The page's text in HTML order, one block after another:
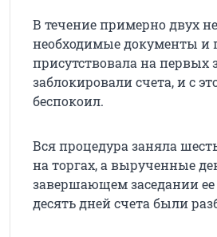
В течение примерно двух
необходимые документы и
присутствовала на первых
заблокировали счета, и с
беспокоил.
Вся процедура заняла
на торгах, а вырученные
завершающем заседании ее
десять дней счета были